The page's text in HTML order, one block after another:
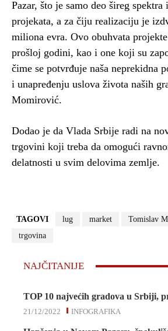
Pazar, što je samo deo šireg
projekata, a za čiju realizaciju je
miliona evra. Ovo obuhvata
prošloj godini, kao i one koji su
čime se potvrđuje naša neprekidna
i unapređenju uslova života naših
Momirović.
Dodao je da Vlada Srbije radi na
trgovini koji treba da omogući
delatnosti u svim delovima zemlje.
TAGOVI lug market
Tomislav
trgovina
NAJČITANIJE
TOP 10 najvećih gradova u Srbiji,
INFOGRAFIKA
21/12/2022